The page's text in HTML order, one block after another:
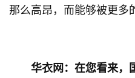
那么高昂，而能够被更多
华衣网：在您看来，